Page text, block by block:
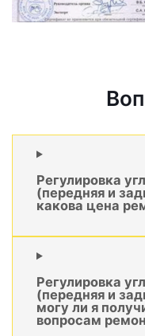
Регулировка
(передняя и
какова цена
Регулировка
(передняя и
могу ли я
вопросам